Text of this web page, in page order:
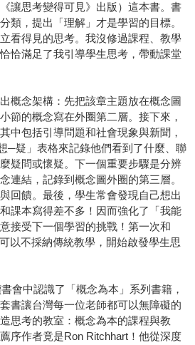
讓思考變得可見》出版）這本書。書
類，提出「理解」才是學習的目標。
看得見的思考。我沒修過課程、教學
恰滿足了我引導學生思考，帶動課堂
概念架構：先把該章主題放在概念圖
節的概念寫在外圈第二層。接下來，
中包括引導問題和社會現象與新聞，
─疑」表格來記錄他們看到了什麼、聯
疑問或懷疑。下一個重要步驟是分辨
連結，記錄到概念圖外圈的第三層。
回饋。最後，學生常會發現自己想出
課本寫得差不多！因而強化了「我能
接受下一個學習的挑戰！第一次和
以不採納傳統教學，開始啟發學生思
會中認識了「概念為本」系列書籍，
書讓台灣每一位老師都可以無障礙的
思考的教室：概念為本的課程與教
序作者竟是Ron Ritchhart！他從深度